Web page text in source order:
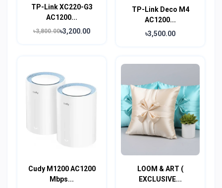
TP-Link XC220-G3
AC1200...
৳3,800.00৳3,200.00
TP-Link Deco M4
AC1200...
৳3,500.00
Cudy M1200 AC1200
Mbps...
LOOM & ART (
EXCLUSIVE...